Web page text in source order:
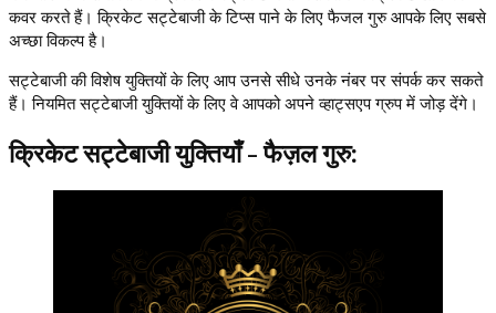
कवर करते हैं। क्रिकेट सट्टेबाजी के टिप्स पाने के लिए फैजल गुरु आपके लिए सबसे
अच्छा विकल्प है।
सट्टेबाजी की विशेष युक्तियों के लिए आप उनसे सीधे उनके नंबर पर संपर्क कर सकते
हैं। नियमित सट्टेबाजी युक्तियों के लिए वे आपको अपने व्हाट्सएप ग्रुप में जोड़ देंगे।
क्रिकेट सट्टेबाजी युक्तियाँ - फैज़ल गुरु: